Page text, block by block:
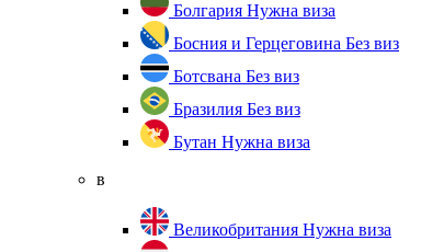
Болгария Нужна виза
Босния и Герцеговина Без виз
Ботсвана Без виз
Бразилия Без виз
Бутан Нужна виза
в
Великобритания Нужна виза